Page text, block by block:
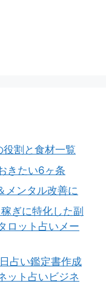
役割と食材一覧
きたい6ヶ条
メンタル改善に
ぎに特化した副
ロット占いメー
占い鑑定書作成
ット占いビジネ